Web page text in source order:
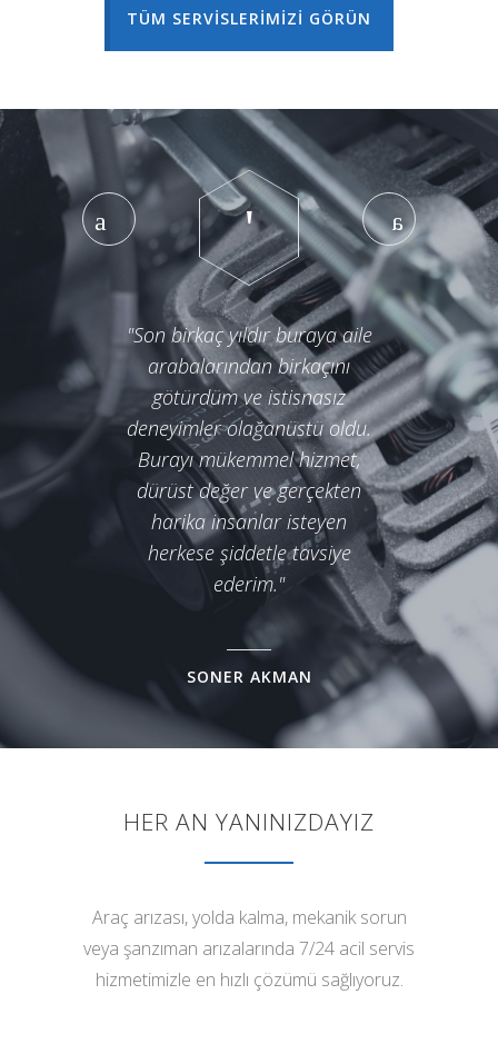
TÜM SERVİSLERİMİZİ GÖRÜN
"Son birkaç yıldır buraya aile
arabalarından birkaçını
götürdüm ve istisnasız
deneyimler olağanüstü oldu.
Burayı mükemmel hizmet,
dürüst değer ve gerçekten
harika insanlar isteyen
herkese şiddetle tavsiye
ederim."
SONER AKMAN
HER AN YANINIZDAYIZ
Araç arızası, yolda kalma, mekanik sorun
veya şanzıman arızalarında 7/24 acil servis
hizmetimizle en hızlı çözümü sağlıyoruz.